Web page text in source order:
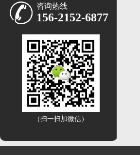
咨询热线
156-2152-6877
（扫一扫加微信）